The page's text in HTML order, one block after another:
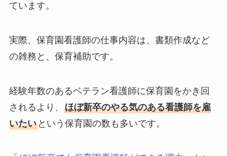
ています。
実際、保育園看護師の仕事内容は、書類作成など
の雑務と、保育補助です。
経験年数のあるベテラン看護師に保育園をかき回
されるより、 ほぼ新卒のやる気のある看護師を雇
いたいという保育園の数も多いです。